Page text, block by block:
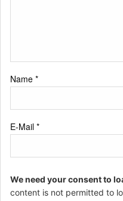
Name *
E-Mail *
We need your consent to
content is not permitted to